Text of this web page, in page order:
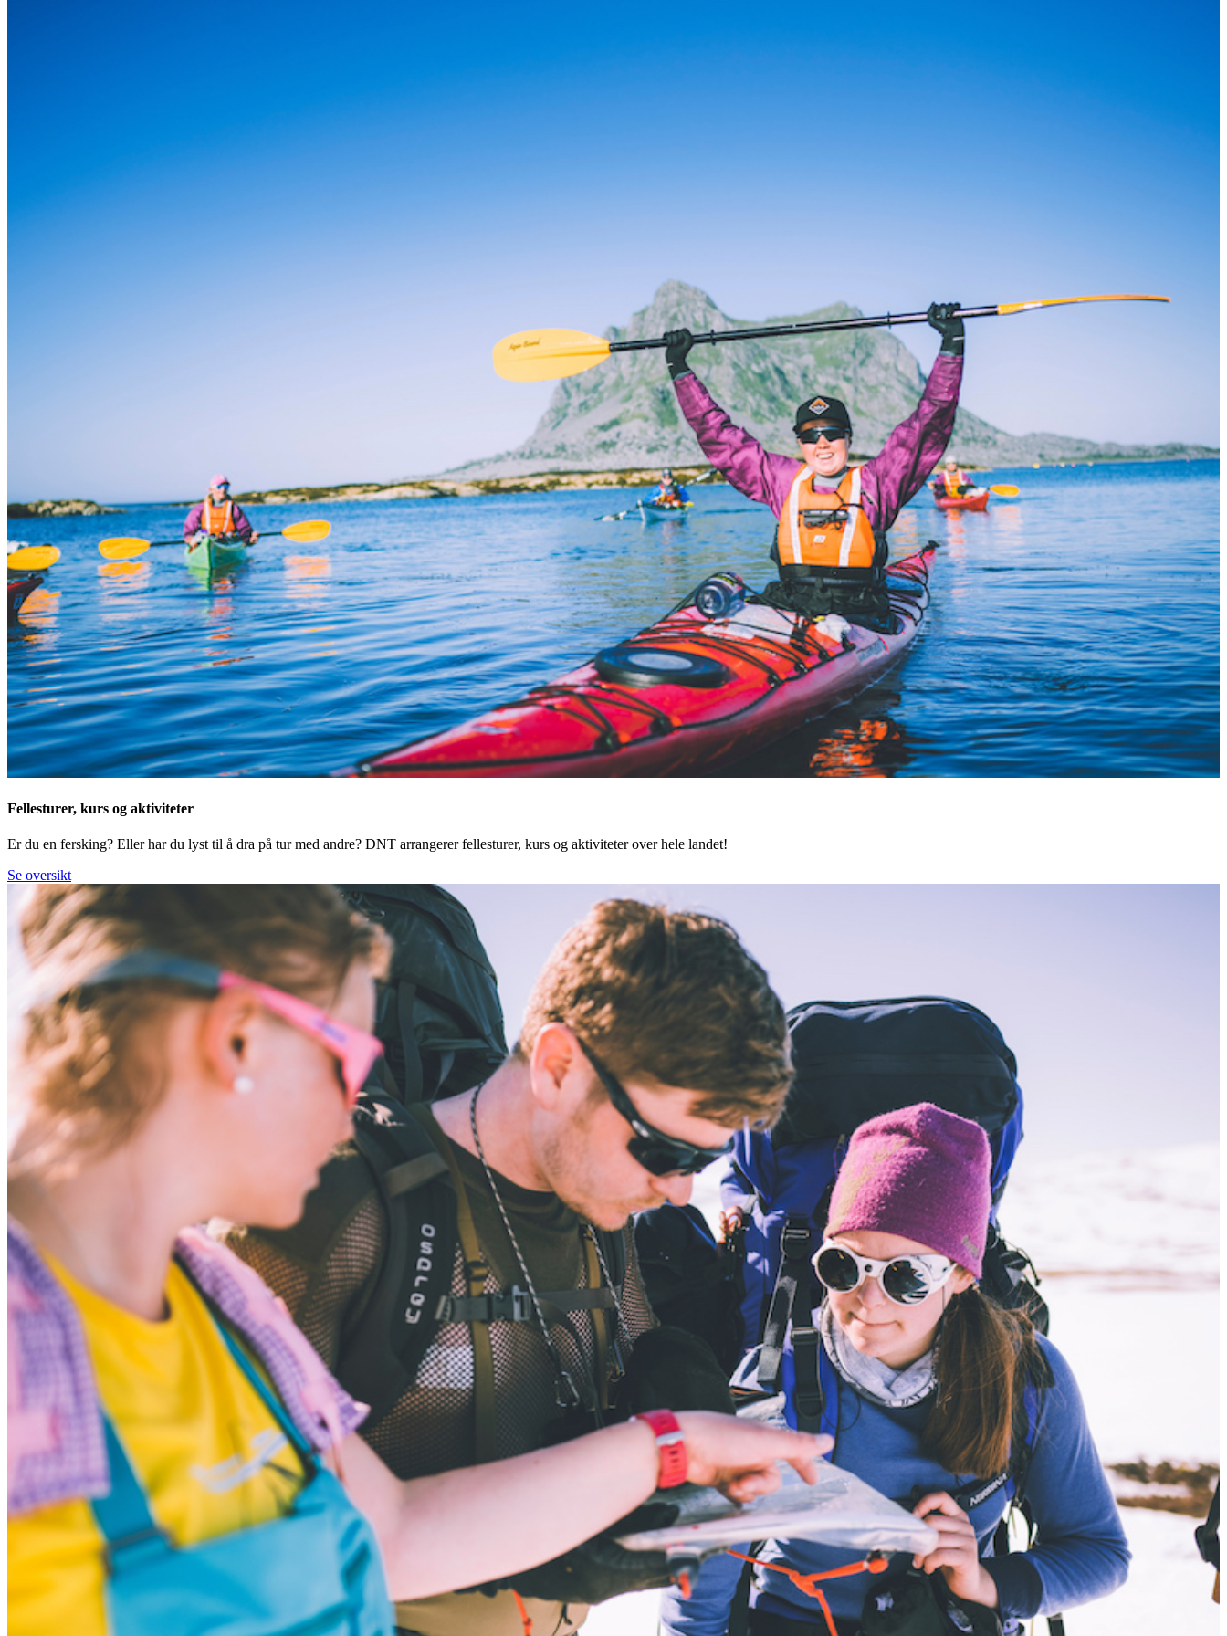
Fellesturer, kurs og aktiviteter
Er du en fersking? Eller har du lyst til å dra på tur med andre? DNT arrangerer fellesturer, kurs og aktiviteter over hele landet!
Se oversikt